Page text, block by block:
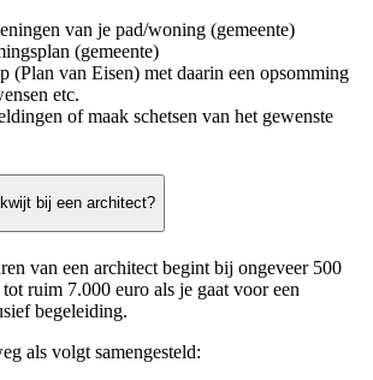
van je pad/woning (gemeente)
(gemeente)
(Plan van Eisen) met daarin een opsomming
etc.
of maak schetsen van het gewenste
bij een architect?
van een architect begint bij ongeveer 500
ruim 7.000 euro als je gaat voor een
begeleiding.
als volgt samengesteld: